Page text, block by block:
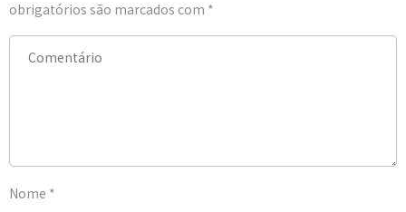
obrigatórios são marcados com *
Nome *